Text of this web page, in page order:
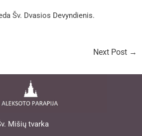
Šv. Dvasios Devyndienis.
Next Post →
Mišių tvarka